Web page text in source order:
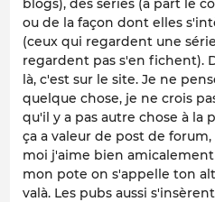
ou de la façon dont elles
(ceux qui regardent une
regardent pas s'en fichent).
là, c'est sur le site. Je ne
quelque chose, je ne crois
qu'il y a pas autre chose à la
ça a valeur de post de
moi j'aime bien
mon pote on s'appelle ton
valà. Les pubs aussi